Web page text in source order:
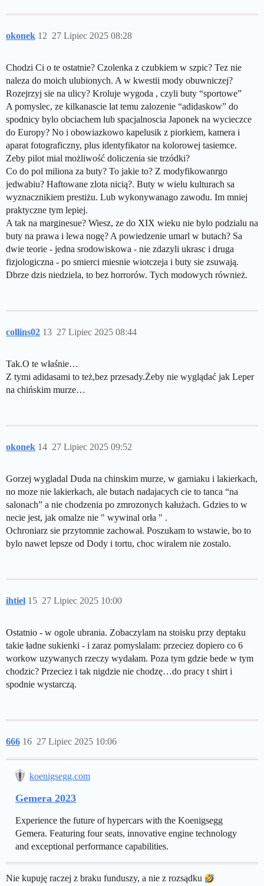
okonek 27 Lipiec 2025 08:28
12
Chodzi Ci o te ostatnie? Czolenka z czubkiem w szpic? Tez nie
naleza do moich ulubionych. A w kwestii mody obuwniczej?
Rozejrzyj sie na ulicy? Kroluje wygoda , czyli buty “sportowe”
A pomyslec, ze kilkanascie lat temu zalozenie “adidaskow” do
spodnicy bylo obciachem lub spacjalnoscia Japonek na wycieczce
do Europy? No i obowiazkowo kapelusik z piorkiem, kamera i
aparat fotograficzny, plus identyfikator na kolorowej tasiemce.
Zeby pilot mial możliwość doliczenia sie trzódki?
Co do pol miliona za buty? To jakie to? Z modyfikowanrgo
jedwabiu? Haftowane zlota nicią?. Buty w wielu kulturach sa
wyznacznikiem prestiżu. Lub wykonywanago zawodu. Im mniej
praktyczne tym lepiej.
A tak na marginesue? Wiesz, ze do XIX wieku nie bylo podzialu na
buty na prawa i lewa nogę? A powiedzenie umarl w butach? Sa
dwie teorie - jedna srodowiskowa - nie zdazyli ukrasc i druga
fizjologiczna - po smierci miesnie wiotczeja i buty sie zsuwają.
Dbrze dzis niedziela, to bez horrorów. Tych modowych również.
collins02 27 Lipiec 2025 08:44
13
Tak.O te właśnie…
Z tymi adidasami to też,bez przesady.Żeby nie wyglądać jak Leper
na chińskim murze…
okonek 27 Lipiec 2025 09:52
14
Gorzej wygladal Duda na chinskim murze, w garniaku i lakierkach,
no moze nie lakierkach, ale butach nadajacych cie to tanca “na
salonach” a nie chodzenia po zmrozonych kałużach. Gdzies to w
necie jest, jak omalze nie " wywinal orła " .
Ochroniarz sie przytomnie zachował. Poszukam to wstawie, bo to
bylo nawet lepsze od Dody i tortu, choc wiralem nie zostalo.
ihtiel 27 Lipiec 2025 10:00
15
Ostatnio - w ogole ubrania. Zobaczylam na stoisku przy deptaku
takie ładne sukienki - i zaraz pomyslalam: przeciez dopiero co 6
workow uzywanych rzeczy wydałam. Poza tym gdzie bede w tym
chodzic? Przeciez i tak nigdzie nie chodzę…do pracy t shirt i
spodnie wystarczą.
666 27 Lipiec 2025 10:06
16
koenigsegg.com
Gemera 2023
Experience the future of hypercars with the Koenigsegg
Gemera. Featuring four seats, innovative engine technology
and exceptional performance capabilities.
Nie kupuję raczej z braku funduszy, a nie z rozsądku